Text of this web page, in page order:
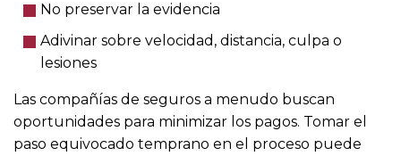
No preservar la evidencia
Adivinar sobre velocidad, distancia, culpa o
lesiones
Las compañías de seguros a menudo buscan
oportunidades para minimizar los pagos. Tomar el
paso equivocado temprano en el proceso puede